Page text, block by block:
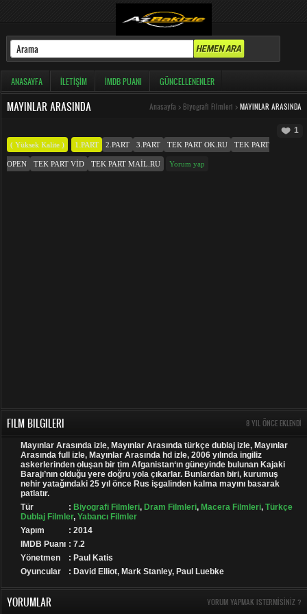
ANASAYFA İLETIŞIM İMDB PUANI GÜNCELLENENLER
MAYINLAR ARASINDA Anasayfa > Biyografi Filmleri > MAYINLAR ARASINDA
1
( Yüksek Kalite ) 1.PART 2.PART 3.PART TEK PART OK.RU TEK PART
OPEN TEK PART VID TEK PART MAIL.RU Yorum yap
FILM BILGILERI 8 YIL ÖNCE EKLENDI
Mayınlar Arasında izle, Mayınlar Arasında türkçe dublaj izle, Mayınlar
Arasında full izle, Mayınlar Arasında hd izle, 2006 yılında ingiliz
askerlerinden oluşan bir tim Afganistan‘ın güneyinde bulunan Kajaki
Barajı’nın olduğu yere doğru yola çıkarlar. Bunlardan biri, kurumuş
nehir yatağındaki 25 yıl önce Rus işgalinden kalma mayını basarak
patlatır.
Tür
: Biyografi Filmleri, Dram Filmleri, Macera Filmleri, Türkçe
Dublaj Filmler, Yabancı Filmler
Yapım
: 2014
IMDB Puanı : 7.2
Yönetmen
: Paul Katis
Oyuncular
: David Elliot, Mark Stanley, Paul Luebke
YORUMLAR YORUM YAPMAK ISTERMISINIZ ?